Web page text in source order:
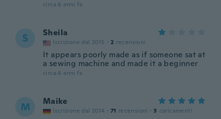
circa 6 anni fa
S Sheila
Iscrizione dal 2015 · 2 recensioni
It appears poorly made as if someone sat at
a sewing machine and made it a beginner
circa 6 anni fa
M Maike
Iscrizione dal 2014 · 71 recensioni · 3 caricamenti